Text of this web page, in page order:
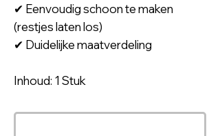
✔ Eenvoudig schoon te maken
(restjes laten los)
✔ Duidelijke maatverdeling
Inhoud: 1 Stuk